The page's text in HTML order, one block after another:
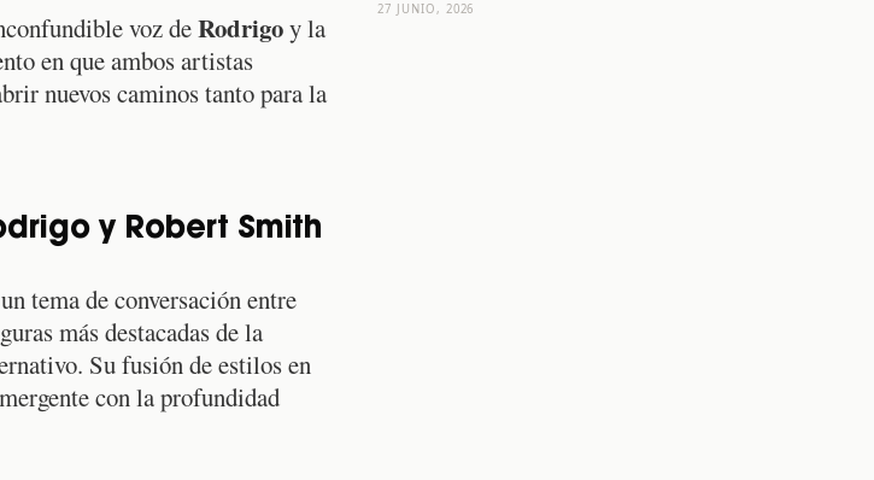
voz deRodrigoy la
en que ambos artistas
nuevos caminos tanto para la
y Robert Smith
tema de conversación entre
más destacadas de la
Su fusión de estilos en
con la profundidad
27 JUNIO, 2026